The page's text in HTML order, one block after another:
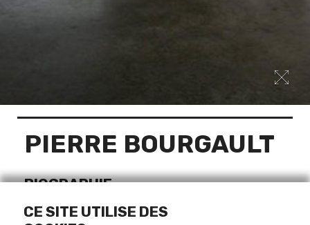
PIERRE BOURGAULT
BIOGRAPHIE
Né le 12 septembre 1942, à Saint-Jean-Port-Joli
CE SITE UTILISE DES